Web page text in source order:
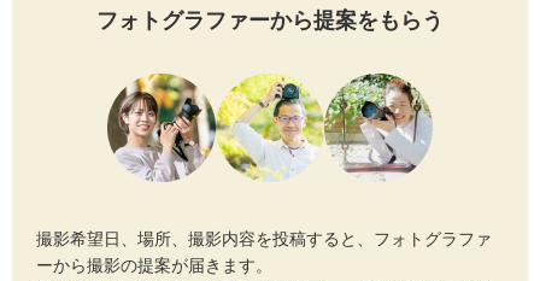
フォトグラファーから提案をもらう
撮影希望日、場所、撮影内容を投稿すると、フォトグラファ
ーから撮影の提案が届きます。